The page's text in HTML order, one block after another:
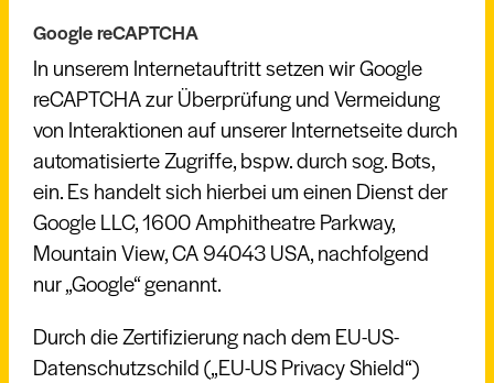
Google reCAPTCHA
In unserem Internetauftritt setzen wir Google
reCAPTCHA zur Überprüfung und Vermeidung
von Interaktionen auf unserer Internetseite durch
automatisierte Zugriffe, bspw. durch sog. Bots,
ein. Es handelt sich hierbei um einen Dienst der
Google LLC, 1600 Amphitheatre Parkway,
Mountain View, CA 94043 USA, nachfolgend
nur „Google“ genannt.
Durch die Zertifizierung nach dem EU-US-
Datenschutzschild („EU-US Privacy Shield“)